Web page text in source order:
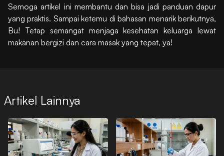
Semoga artikel ini membantu dan bisa jadi panduan dapur
yang praktis. Sampai ketemu di bahasan menarik berikutnya,
Bu! Tetap semangat menjaga kesehatan keluarga lewat
makanan bergizi dan cara masak yang tepat, ya!
Artikel Lainnya